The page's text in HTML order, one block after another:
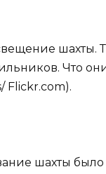
шахты.
Что
Flickr.com).
шахты